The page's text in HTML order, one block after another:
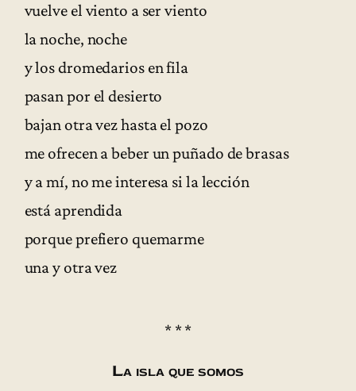
vuelve el viento a ser viento
la noche, noche
y los dromedarios en fila
pasan por el desierto
bajan otra vez hasta el pozo
me ofrecen a beber un puñado de brasas
y a mí, no me interesa si la lección
está aprendida
porque prefiero quemarme
una y otra vez
* * *
La isla que somos